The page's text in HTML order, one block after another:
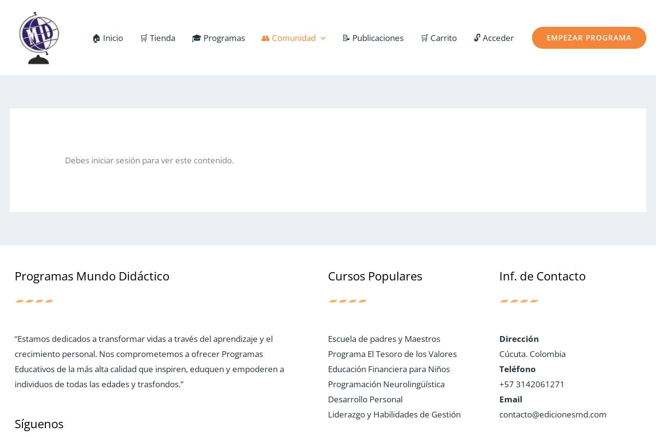
contenido
🏠 Inicio 🛒 Tienda 🎓 Programas 👥 Comunidad 📝 Publicaciones 🛒 Carrito 🔓 Acceder EMPEZAR PROGRAMA
Debes iniciar sesión para ver este contenido.
Programas Mundo Didáctico
“Estamos dedicados a transformar vidas a través del aprendizaje y el
crecimiento personal. Nos comprometemos a ofrecer Programas
Educativos de la más alta calidad que inspiren, eduquen y empoderen a
individuos de todas las edades y trasfondos.”
Síguenos
Cursos Populares
Escuela de padres y Maestros
Programa El Tesoro de los Valores
Educación Financiera para Niños
Programación Neurolingüística
Desarrollo Personal
Liderazgo y Habilidades de Gestión
Inf. de Contacto
Dirección
Cúcuta. Colombia
Teléfono
+57 3142061271
Email
contacto@edicionesmd.com